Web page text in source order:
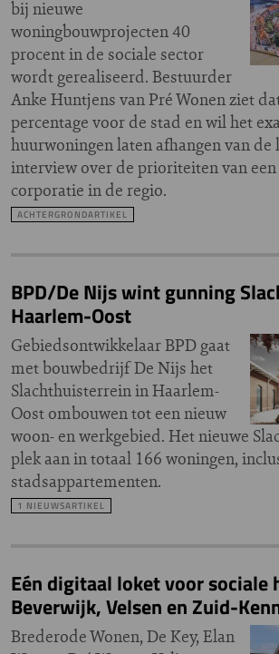
bij nieuwe
woningbouwprojecten 40
procent in de sociale sector
wordt gerealiseerd. Bestuurder
Anke Huntjens van Pré Wonen ziet
percentage voor de stad en wil het
huurwoningen laten afhangen van de
interview over de prioriteiten van
corporatie in de regio.
ACHTERGRONDARTIKEL
BPD/De Nijs wint gunning
Haarlem-Oost
Gebiedsontwikkelaar BPD gaat
met bouwbedrijf De Nijs het
Slachthuisterrein in Haarlem-
Oost ombouwen tot een nieuw
woon- en werkgebied. Het nieuwe
plek aan in totaal 166 woningen,
stadsappartementen.
1 NIEUWSARTIKEL
Eén digitaal loket voor sociale
Beverwijk, Velsen en Zuid-
Brederode Wonen, De Key, Elan